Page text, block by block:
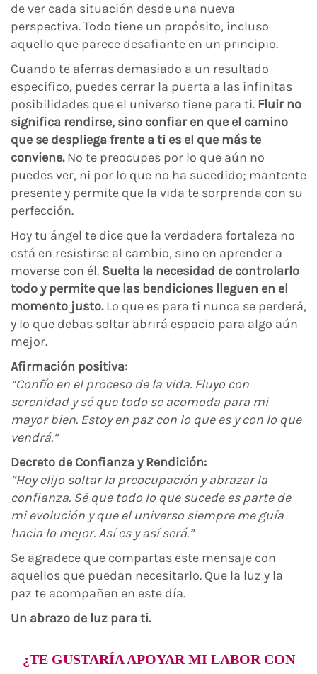
de ver cada situación desde una nueva
perspectiva. Todo tiene un propósito, incluso
aquello que parece desafiante en un principio.
Cuando te aferras demasiado a un resultado
específico, puedes cerrar la puerta a las infinitas
posibilidades que el universo tiene para ti. Fluir no
significa rendirse, sino confiar en que el camino
que se despliega frente a ti es el que más te
conviene.No te preocupes por lo que aún no
puedes ver, ni por lo que no ha sucedido; mantente
presente y permite que la vida te sorprenda con su
perfección.
Hoy tu ángel te dice que la verdadera fortaleza no
está en resistirse al cambio, sino en aprender a
moverse con él. Suelta la necesidad de controlarlo
todo y permite que las bendiciones lleguen en el
momento justo.Lo que es para ti nunca se perderá,
y lo que debas soltar abrirá espacio para algo aún
mejor.
Afirmación positiva:
“Confío en el proceso de la vida. Fluyo con
serenidad y sé que todo se acomoda para mi
mayor bien. Estoy en paz con lo que es y con lo que
vendrá.”
Decreto de Confianza y Rendición:
“Hoy elijo soltar la preocupación y abrazar la
confianza. Sé que todo lo que sucede es parte de
mi evolución y que el universo siempre me guía
hacia lo mejor. Así es y así será.”
Se agradece que compartas este mensaje con
aquellos que puedan necesitarlo. Que la luz y la
paz te acompañen en este día.
Un abrazo de luz para ti.
¿TE GUSTARÍA APOYAR MI LABOR CON